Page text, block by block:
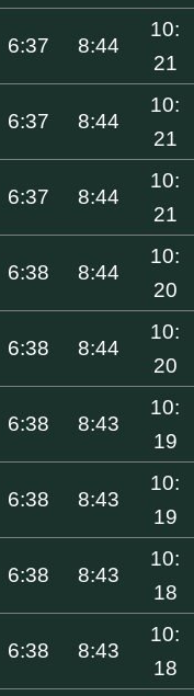
6:37 8:44
10:
21
6:37 8:44
10:
21
6:37 8:44
10:
21
6:38 8:44
10:
20
6:38 8:44
10:
20
6:38 8:43
10:
19
6:38 8:43
10:
19
6:38 8:43
10:
18
6:38 8:43
10:
18